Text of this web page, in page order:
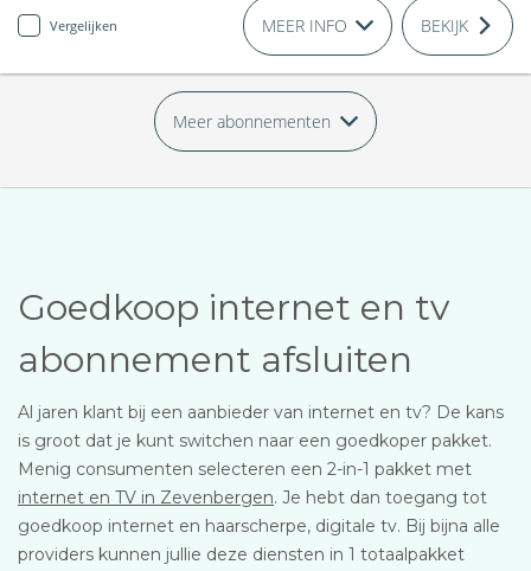
Vergelijken MEER INFO BEKIJK
Meer abonnementen
Goedkoop internet en tv
abonnement afsluiten
Al jaren klant bij een aanbieder van internet en tv? De kans
is groot dat je kunt switchen naar een goedkoper pakket.
Menig consumenten selecteren een 2-in-1 pakket met
internet en TV in Zevenbergen. Je hebt dan toegang tot
goedkoop internet en haarscherpe, digitale tv. Bij bijna alle
providers kunnen jullie deze diensten in 1 totaalpakket